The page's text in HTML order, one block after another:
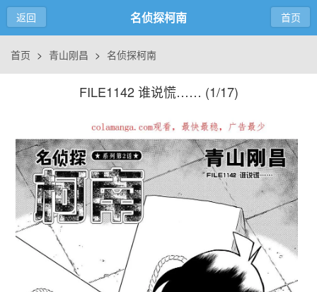
返回 名侦探柯南 首页
首页 > 青山刚昌 > 名侦探柯南
FILE1142 谁说慌…… (1/17)